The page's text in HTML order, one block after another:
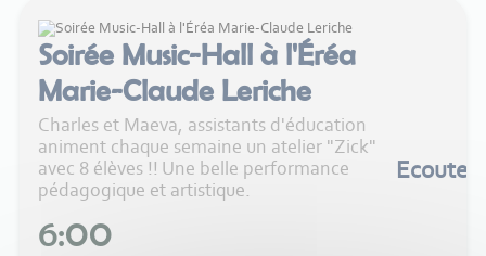
Soirée Music-Hall à l'Éréa
Marie-Claude Leriche
Charles et Maeva, assistants d'éducation
animent chaque semaine un atelier "Zick"
avec 8 élèves !! Une belle performance
pédagogique et artistique.
6:00
Ecouter